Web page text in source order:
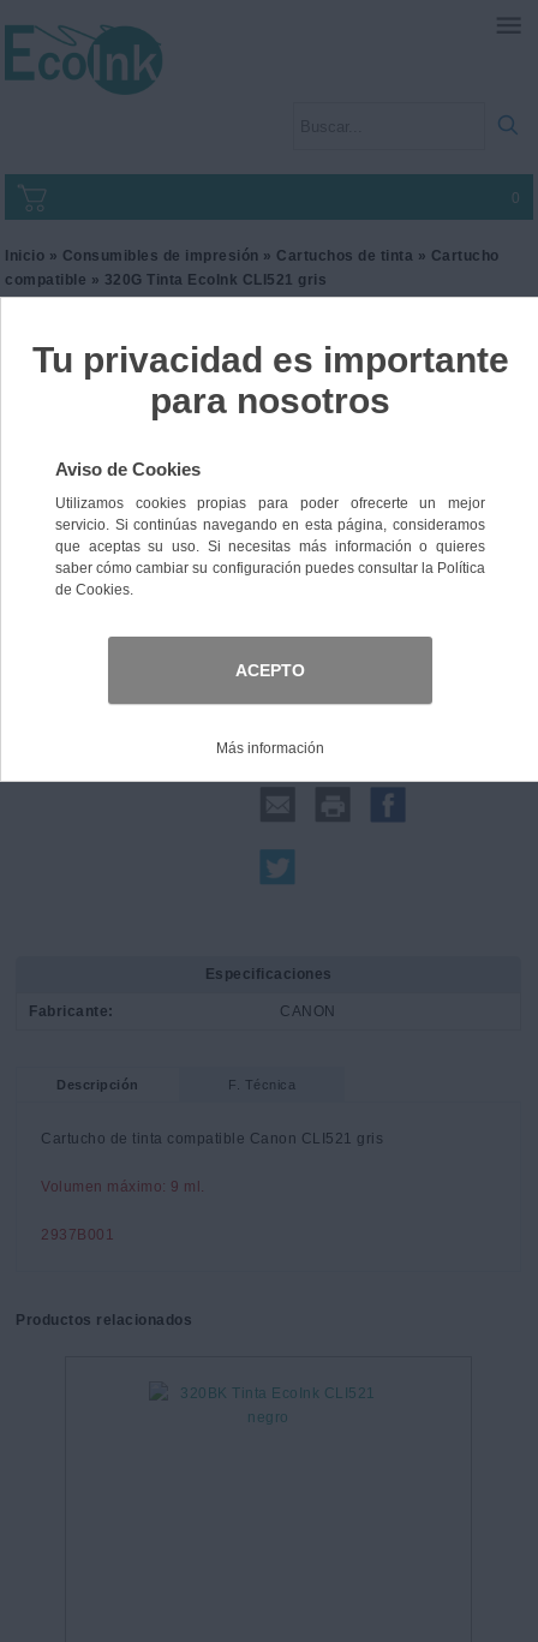
0
Inicio » Consumibles de impresión » Cartuchos de tinta » Cartucho
compatible » 320G Tinta EcoInk CLI521 gris
320G Tinta EcoInk CLI521
Ref. I2CANCLI521G
Compartir:
Especificaciones
Fabricante: CANON
Descripción F. Técnica
Cartucho de tinta compatible Canon CLI521 gris
Volumen máximo: 9 ml.
2937B001
Productos relacionados